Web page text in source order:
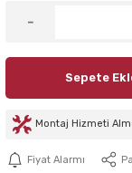
Sepete
Montaj Hizmeti
Fiyat Alarmı